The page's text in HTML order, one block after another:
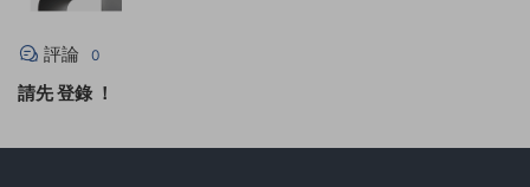
評論 0
請先登錄 ！